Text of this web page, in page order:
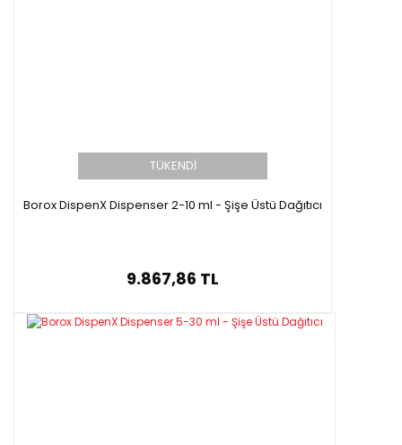
TÜKENDİ
Borox DispenX Dispenser 2-10 ml - Şişe Üstü Dağıtıcı
9.867,86 TL